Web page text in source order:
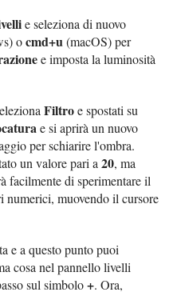
e seleziona di nuovo
ocmd+u(macOS) per
e imposta la luminosità
Filtroe spostati su
e si aprirà un nuovo
per schiarire l'ombra.
un valore pari a20, ma
facilmente di sperimentare il
muovendo il cursore
e a questo punto puoi
cosa nel pannello livelli
sul simbolo+. Ora,